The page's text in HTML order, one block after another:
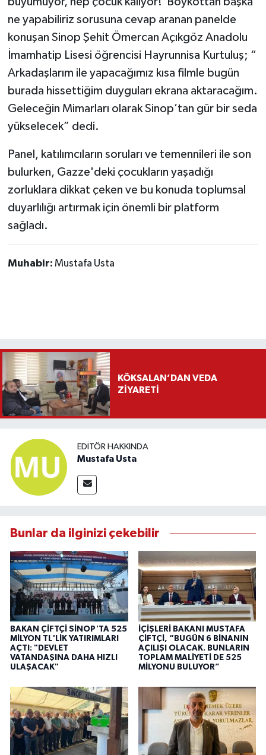
ne yapabiliriz sorusuna cevap aranan panelde
konuşan Sinop Şehit Ömercan Açıkgöz Anadolu
İmamhatip Lisesi öğrencisi Hayrunnisa Kurtuluş; “
Arkadaşlarım ile yapacağımız kısa filmle bugün
burada hissettiğim duyguları ekrana aktaracağım.
Geleceğin Mimarları olarak Sinop’tan gür bir seda
yükselecek” dedi.
Panel, katılımcıların soruları ve temennileri ile son
bulurken, Gazze'deki çocukların yaşadığı
zorluklara dikkat çeken ve bu konuda toplumsal
duyarlılığı artırmak için önemli bir platform
sağladı.
Muhabir: Mustafa Usta
KÖKSALAN’DAN VEDA
ZİYARETİ
EDITÖR HAKKINDA
Mustafa Usta
Bunlar da ilginizi çekebilir
BAKAN ÇİFTÇİ SİNOP'TA 525
MİLYON TL'LİK YATIRIMLARI
AÇTI: "DEVLET
VATANDAŞINA DAHA HIZLI
ULAŞACAK"
İÇİŞLERİ BAKANI MUSTAFA
ÇİFTÇİ, “BUGÜN 6 BİNANIN
AÇILIŞI OLACAK. BUNLARIN
TOPLAM MALİYETİ DE 525
MİLYONU BULUYOR”